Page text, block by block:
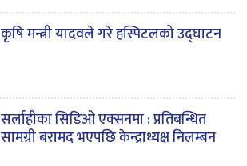
कृषि मन्त्री यादवले गरे हस्पिटलको उद्घाटन
सर्लाहीका सिडिओ एक्सनमा : प्रतिबन्धित
सामग्री बरामद भएपछि केन्द्राध्यक्ष निलम्बन